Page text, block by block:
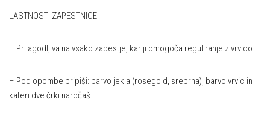
LASTNOSTI ZAPESTNICE
– Prilagodljiva na vsako zapestje, kar ji omogoča reguliranje z vrvico.
– Pod opombe pripiši: barvo jekla (rosegold, srebrna), barvo vrvic in
kateri dve črki naročaš.